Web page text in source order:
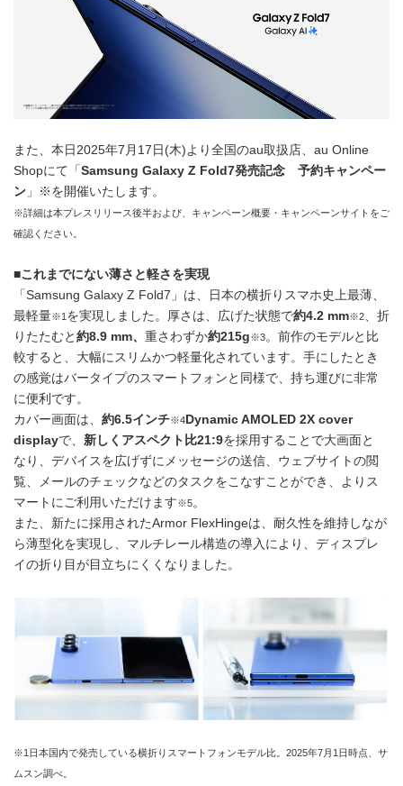
また、本日2025年7月17日(木)より全国のau取扱店、au Online
Shopにて「 Samsung Galaxy Z Fold7発売記念 予約キャンペー
ン 」※を開催いたします。
※詳細は本プレスリリース後半および、キャンペーン概要・キャンペーンサイトをご
確認ください。
■これまでにない薄さと軽さを実現
「Samsung Galaxy Z Fold7」は、日本の横折りスマホ史上最薄、
最軽量※1 を実現しました。厚さは、広げた状態で約4.2 mm※2、折
りたたむと 約8.9 mm、 重さわずか約215g※3。前作のモデルと比
較すると、大幅にスリムかつ軽量化されています。手にしたとき
の感覚はバータイプのスマートフォンと同様で、持ち運びに非常
に便利です。
カバー画面は、 約6.5インチ※4 Dynamic AMOLED 2X cover
displayで、 新しくアスペクト比21:9を採用することで大画面と
なり、デバイスを広げずにメッセージの送信、ウェブサイトの閲
覧、メールのチェックなどのタスクをこなすことができ、よりス
マートにご利用いただけます※5。
また、新たに採用されたArmor FlexHingeは、耐久性を維持しなが
ら薄型化を実現し、マルチレール構造の導入により、ディスプレ
イの折り目が目立ちにくくなりました。
※1日本国内で発売している横折りスマートフォンモデル比。2025年7月1日時点、サ
ムスン調べ。